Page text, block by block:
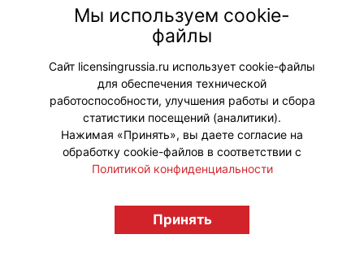
продукции к выставке
«Иномарка». В линейку вошли
шопперы, поясные сумки, ремни,
картхолдеры, магниты и цепочки.
#Мерч
licensingrussia.ru, 2009-2026 12+
Мы используем cookie-
файлы
Сайт licensingrussia.ru использует cookie-файлы
для обеспечения технической
работоспособности, улучшения работы и сбора
статистики посещений (аналитики).
Нажимая «Принять», вы даете согласие на
обработку cookie-файлов в соответствии с
Политикой конфиденциальности
Принять